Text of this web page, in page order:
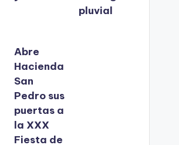
pluvial
Abre
Hacienda
San
Pedro sus
puertas a
la XXX
Fiesta de